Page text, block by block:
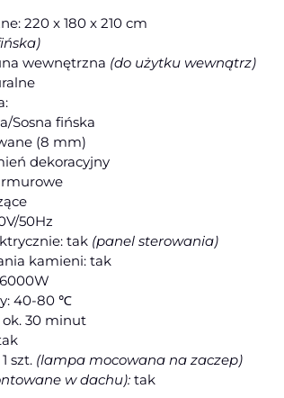
220 x 180 x 210 cm
wewnętrzna (do użytku wewnątrz)
Sosna fińska
(8 mm)
dekoracyjny
50Hz
tak (panel sterowania)
kamieni: tak
40-80 ℃
ok. 30 minut
szt. (lampa mocowana na zaczep)
w dachu): tak